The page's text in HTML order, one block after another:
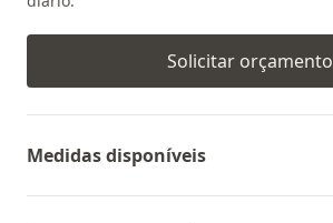
Solicitar orçamento
Medidas disponíveis